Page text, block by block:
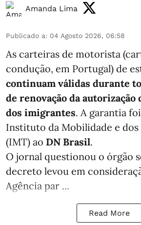
Amanda Lima
Publicado a: 04 Agosto 2026, 06:58
As carteiras de motorista
condução, em Portugal) de
continuam válidas durante
de renovação da
dos imigrantes. A garantia
Instituto da Mobilidade e
(IMT) ao DN Brasil.
O jornal questionou o órgão
decreto levou em
Agência par ...
Read More